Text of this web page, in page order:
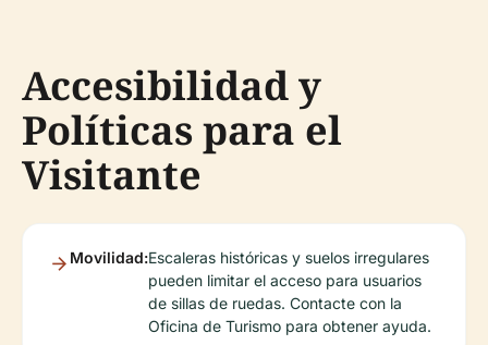
Accesibilidad y
Políticas para el
Visitante
Movilidad:Escaleras históricas y suelos irregulares
pueden limitar el acceso para usuarios
de sillas de ruedas. Contacte con la
Oficina de Turismo para obtener ayuda.